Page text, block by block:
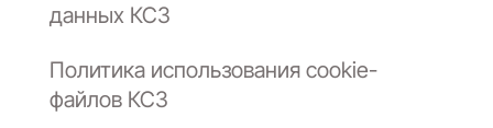
данных КСЗ
Политика использования cookie-
файлов КСЗ